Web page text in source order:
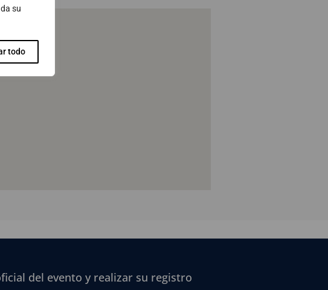
su
todo
del evento y realizar su registro